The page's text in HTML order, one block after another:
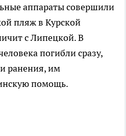
аппараты совершили
пляж в Курской
с Липецкой. В
погибли сразу,
ранения, им
помощь.